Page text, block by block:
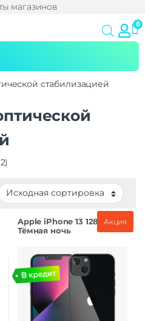
магазинов
стабилизацией
Акция
Apple iPhone 13 128 ГБ
Тёмная ночь